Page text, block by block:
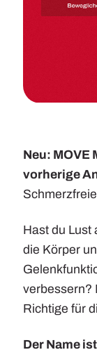
Neu:
vorherige
Hast du
die Körper
verbessern?
Richtige für
Der Name